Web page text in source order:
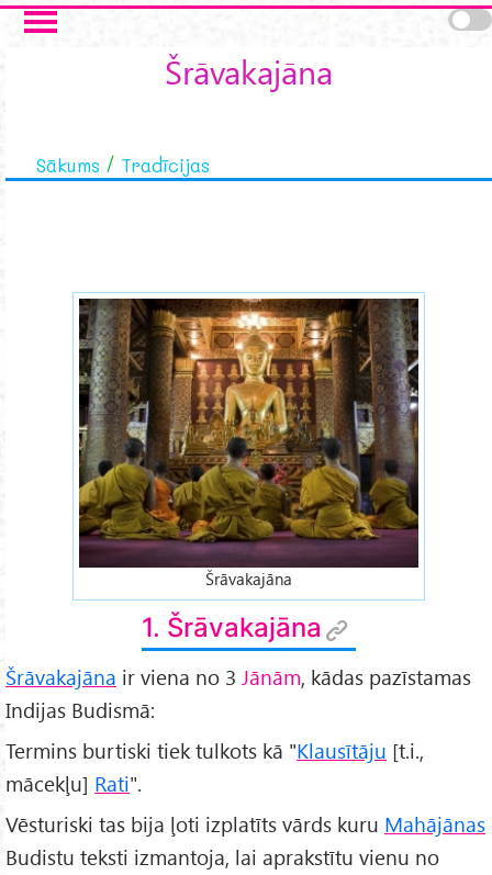
Skip to main content
Šrāvakajāna
Sākums Tradīcijas
shravak-1-1xx.jpg
Šrāvakajāna
1. Šrāvakajāna
Šrāvakajāna ir viena no 3 Jānām, kādas pazīstamas
Indijas Budismā:
Termins burtiski tiek tulkots kā "Klausītāju [t.i.,
mācekļu] Rati".
Vēsturiski tas bija ļoti izplatīts vārds kuru Mahājānas
Budistu teksti izmantoja, lai aprakstītu vienu no